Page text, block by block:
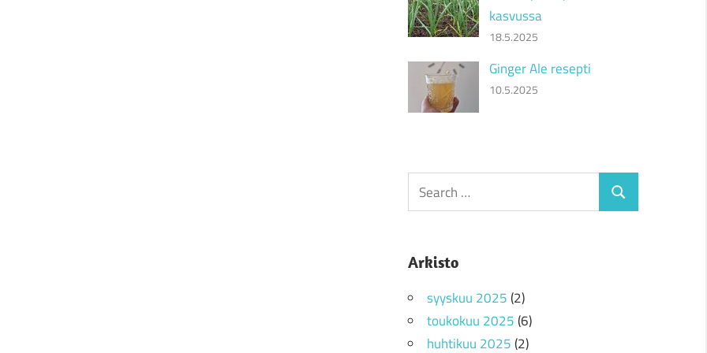
kasvussa
18.5.2025
Ginger Ale resepti
10.5.2025
Search
for:
Search
Arkisto
syyskuu 2025(2)
toukokuu 2025(6)
huhtikuu 2025(2)